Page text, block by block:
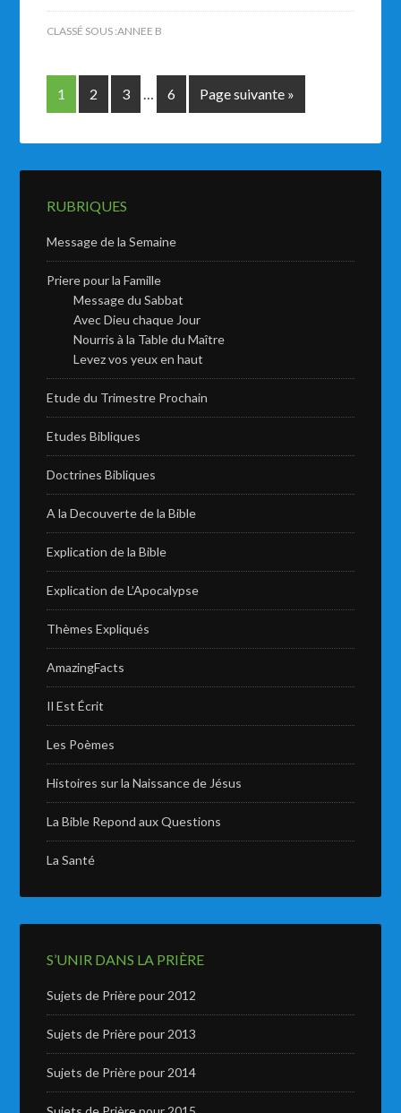
CLASSÉ SOUS :ANNEE B
1 2 3 … 6 Page suivante »
RUBRIQUES
Message de la Semaine
Priere pour la Famille
Message du Sabbat
Avec Dieu chaque Jour
Nourris à la Table du Maître
Levez vos yeux en haut
Etude du Trimestre Prochain
Etudes Bibliques
Doctrines Bibliques
A la Decouverte de la Bible
Explication de la Bible
Explication de L’Apocalypse
Thèmes Expliqués
AmazingFacts
Il Est Écrit
Les Poèmes
Histoires sur la Naissance de Jésus
La Bible Repond aux Questions
La Santé
S’UNIR DANS LA PRIÈRE
Sujets de Prière pour 2012
Sujets de Prière pour 2013
Sujets de Prière pour 2014